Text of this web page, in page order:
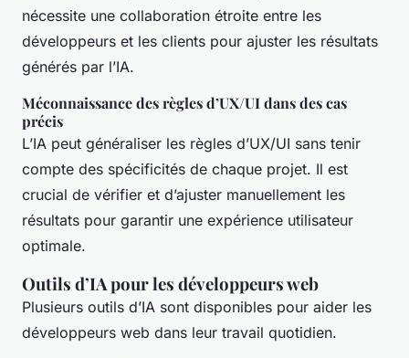
nécessite une collaboration étroite entre les
développeurs et les clients pour ajuster les résultats
générés par l’IA.
Méconnaissance des règles d’UX/UI dans des cas
précis
L’IA peut généraliser les règles d’UX/UI sans tenir
compte des spécificités de chaque projet. Il est
crucial de vérifier et d’ajuster manuellement les
résultats pour garantir une expérience utilisateur
optimale.
Outils d’IA pour les développeurs web
Plusieurs outils d’IA sont disponibles pour aider les
développeurs web dans leur travail quotidien.